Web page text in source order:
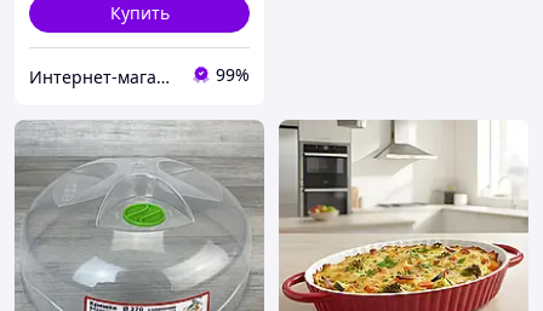
Купить
Интернет-магазин "Вилка" 99%